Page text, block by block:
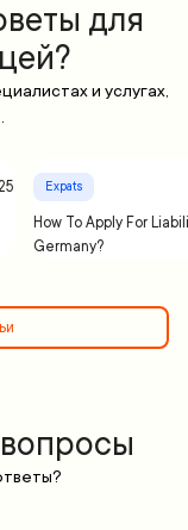
для
и услугах,
Expats
How To Apply For
Germany?